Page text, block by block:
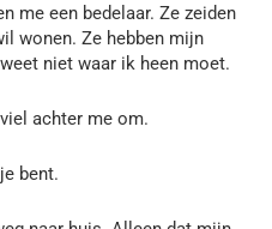
me een bedelaar. Ze zeiden
wonen. Ze hebben mijn
niet waar ik heen moet.
achter me om.
bent.